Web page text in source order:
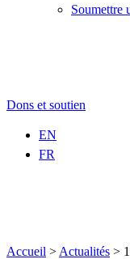
Soumettre
Dons et soutien
EN
FR
Accueil > Actualités >